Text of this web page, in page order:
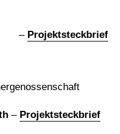
– Projektsteckbrief
– Projektsteckbrief